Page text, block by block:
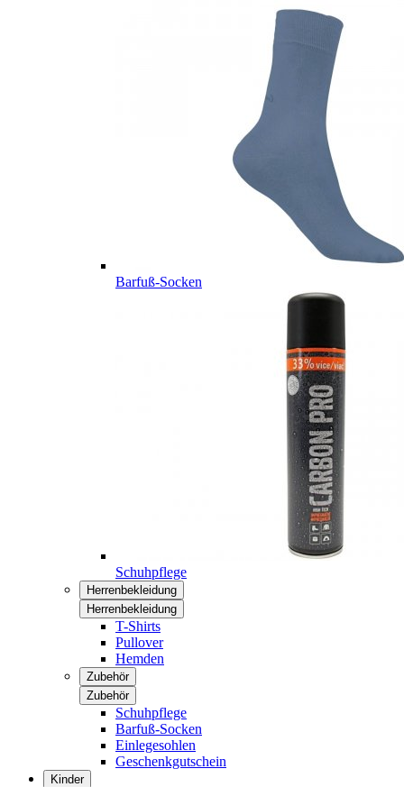
Barfuß-Socken
Schuhpflege
Herrenbekleidung
Herrenbekleidung
T-Shirts
Pullover
Hemden
Zubehör
Zubehör
Schuhpflege
Barfuß-Socken
Einlegesohlen
Geschenkgutschein
Kinder